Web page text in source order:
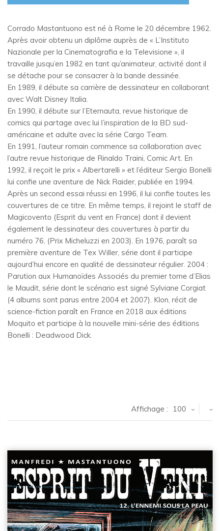
Corrado Mastantuono est né à Rome le 20 décembre 1962.
Après avoir obtenu un diplôme auprès de « L’Instituto
Nazionale per la Cinematografia e la Televisione », il
travaille jusqu’en 1982 en tant qu’animateur, activité dont il
se détache pour se consacrer à la bande dessinée.
En 1989, il débute sa carrière de dessinateur en collaborant
avec Walt Disney Italia.
En 1990, il débute sur l’Eternauta, revue historique de
comics qui partage avec lui l’inspiration de la BD sud-
américaine et adulte avec la série Cargo Team.
En 1991, l’auteur romain commence sa collaboration avec
l’autre revue historique de Rinaldo Traini, Comic Art. En
1992, il reçoit le prix « Albertarelli » et l’éditeur Sergio Bonelli
lui confie une aventure de Nick Raider, publiée en 1994.
Après un second essai réussi en 1996, il lui confie toutes les
couvertures de ce titre. En même temps, il rejoint le staff de
Magicovento (Esprit du vent en France) dont il devient
également le dessinateur des couvertures à partir du
numéro 76, (Prix Micheluzzi en 2003). En 1976, paraît sa
première aventure de Tex Willer, série dont il participe
aujourd’hui encore en qualité de dessinateur régulier. 2004 :
Parution aux Humanoïdes Associés du premier tome d’Elias
le Maudit, série dont le scénario est signé Sylviane Corgiat
(4 albums sont parus entre 2004 et 2007). Klon, récit de
science-fiction paraît en France en 2018 aux éditions
Moquito et participe à la nouvelle mini-série des éditions
Bonelli : Deadwood Dick.
Affichage : 100